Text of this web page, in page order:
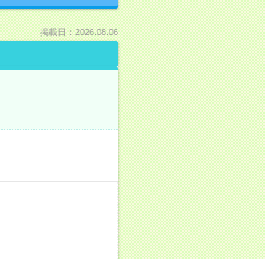
掲載日：2026.08.06